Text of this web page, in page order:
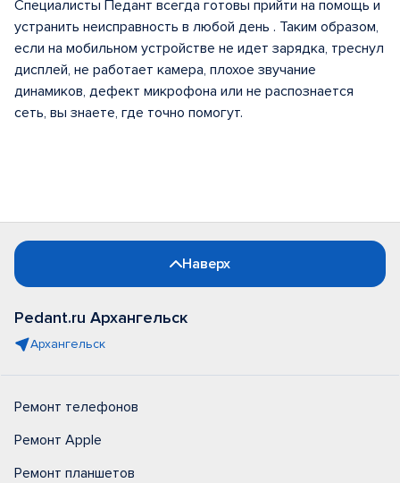
Специалисты Педант всегда готовы прийти на помощь и
устранить неисправность в любой день . Таким образом,
если на мобильном устройстве не идет зарядка, треснул
дисплей, не работает камера, плохое звучание
динамиков, дефект микрофона или не распознается
сеть, вы знаете, где точно помогут.
Наверх
Pedant.ru Архангельск
Архангельск
Ремонт телефонов
Ремонт Apple
Ремонт планшетов